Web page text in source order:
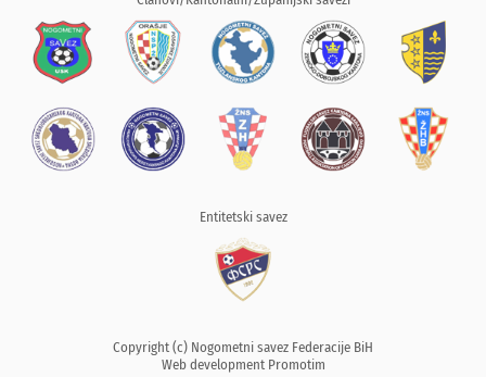
Entitetski savez
Copyright (c) Nogometni savez Federacije BiH
Web development Promotim